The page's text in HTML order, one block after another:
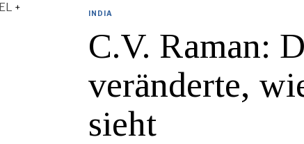
INDIA
C.V. Raman:
veränderte,
sieht